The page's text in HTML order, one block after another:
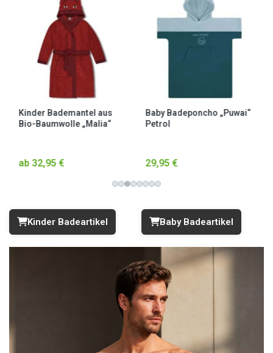
Kinder Bademantel aus
Bio-Baumwolle „Malia“
ab 32,95 €
Baby Badeponcho „Puwai“
Petrol
29,95 €
Kinder Badeartikel Baby Badeartikel